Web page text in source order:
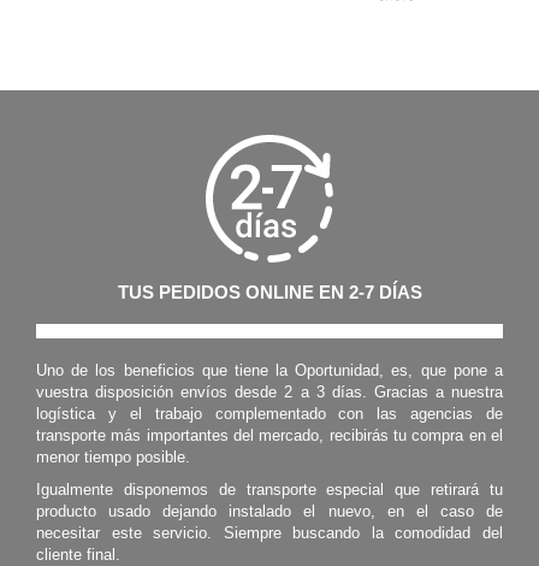
TUS PEDIDOS ONLINE EN 2-7 DÍAS
Uno de los beneficios que tiene la Oportunidad, es, que pone a
vuestra disposición envíos desde 2 a 3 días. Gracias a nuestra
logística y el trabajo complementado con las agencias de
transporte más importantes del mercado, recibirás tu compra en el
menor tiempo posible.
Igualmente disponemos de transporte especial que retirará tu
producto usado dejando instalado el nuevo, en el caso de
necesitar este servicio. Siempre buscando la comodidad del
cliente final.